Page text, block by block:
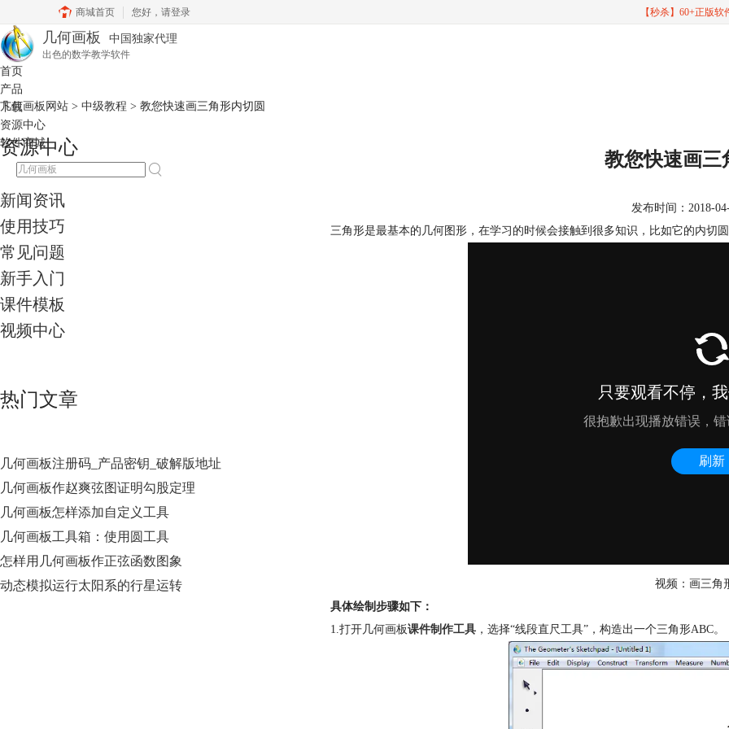
商城首页 您好， 请登录 【秒杀】60+正版
几何画板 中国独家代理
出色的数学教学软件
首页
产品
下载
资源中心
软件商城
几何画板网站 > 中级教程 > 教您快速画三角形内切圆
资源中心
新闻资讯
使用技巧
常见问题
新手入门
课件模板
视频中心
热门文章
几何画板注册码_产品密钥_破解版地址
几何画板作赵爽弦图证明勾股定理
几何画板怎样添加自定义工具
几何画板工具箱：使用圆工具
怎样用几何画板作正弦函数图象
动态模拟运行太阳系的行星运转
教您快速画三
发布时间：2018-
三角形是最基本的几何图形，在学习的时候会接触到很多知识，比如它的内切
视频：画三角
具体绘制步骤如下：
1.打开几何画板课件制作工具 ，选择“线段直尺工具”，构造出一个三角形ABC。